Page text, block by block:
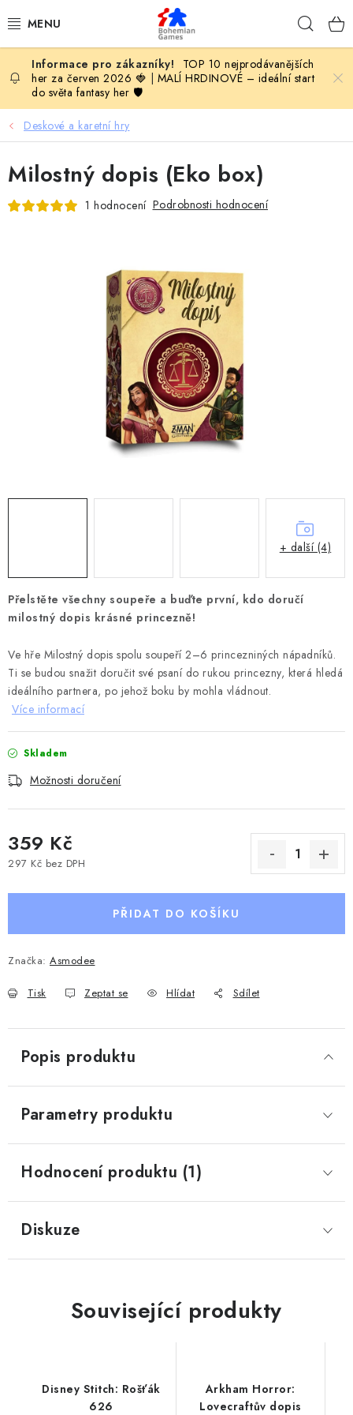
na
KOMPLETNÍ NABÍDKA HER
PODLE VĚKU
DESKOHERNÍ KLUBY, DDM, KNIHOVNY A JINÉ
ZÁJMOVÉ ORGANIZACE
ZÁKLADNÍ A MATEŘSKÉ ŠKOLY, STŘEDNÍ ŠKOLY A
JINÁ VZDĚLÁVACÍ ZAŘÍZENÍ
Podmínky ochrany osobních údajů
Deskoherní kluby, DDM, knihovny a jiné zájmové organizace
Kalendář akcí Bohemian Games 🎉
Kde koupit hry Bohemian Games
Zákaznická podpora
TOP 10 nejprodávanějších
her za červen 2026 🍓
MALÍ HRDINOVÉ – ideální start
do světa fantasy her 🛡️
Deskové a karetní hry
Přelstěte všechny soupeře a buďte první, kdo doručí
milostný dopis krásné princezně!
Ve hře Milostný dopis spolu soupeří 2–6 princezniných nápadníků.
Ti se budou snažit doručit své psaní do rukou princezny, která hledá
ideálního partnera, po jehož boku by mohla vládnout.
Více informací
Skladem
Možnosti doručení
359 Kč
297 Kč bez DPH
PŘIDAT DO KOŠÍKU
Značka: Asmodee
Tisk Zeptat se Hlídat Sdílet
Milostný dopis (Eko box)
1 hodnocení Podrobnosti hodnocení
+ další (4)
Popis produktu
Parametry produktu
Hodnocení produktu (1)
Diskuze
Související produkty
Disney Stitch: Rošťák
626
Arkham Horror:
Lovecraftův dopis